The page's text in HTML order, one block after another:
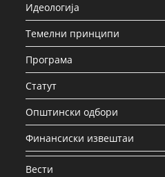
Идеологија
Темелни принципи
Програма
Статут
Општински одбори
Финансиски извештаи
Вести